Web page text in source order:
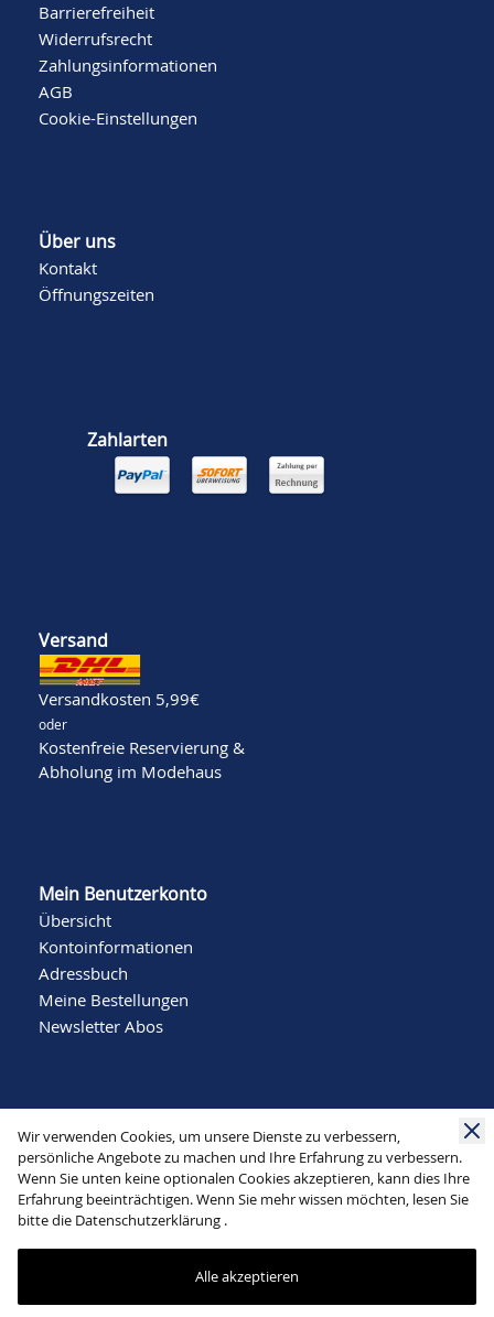
Wir verwenden Cookies, um unsere Dienste zu verbessern,
persönliche Angebote zu machen und Ihre Erfahrung zu verbessern.
Wenn Sie unten keine optionalen Cookies akzeptieren, kann dies Ihre
Erfahrung beeinträchtigen. Wenn Sie mehr wissen möchten, lesen Sie
bitte die Datenschutzerklärung .
Alle akzeptieren
Barrierefreiheit
Widerrufsrecht
Zahlungsinformationen
AGB
Cookie-Einstellungen
Über uns
Kontakt
Öffnungszeiten
Zahlarten
Versand
Versandkosten 5,99€
oder
Kostenfreie Reservierung &
Abholung im Modehaus
Mein Benutzerkonto
Übersicht
Kontoinformationen
Adressbuch
Meine Bestellungen
Newsletter Abos
Social Media